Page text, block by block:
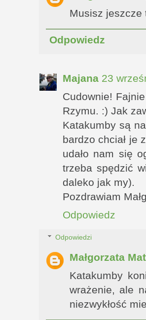
Musisz jeszcze
Odpowiedz
Majana 23
Cudownie!
Rzymu. :) Jak
Katakumby są
bardzo chciał je
udało nam się
trzeba spędzić
daleko jak my).
Pozdrawiam
Odpowiedz
Odpowiedzi
Małgorzata
Katakumby
wrażenie, ale
niezwykłość